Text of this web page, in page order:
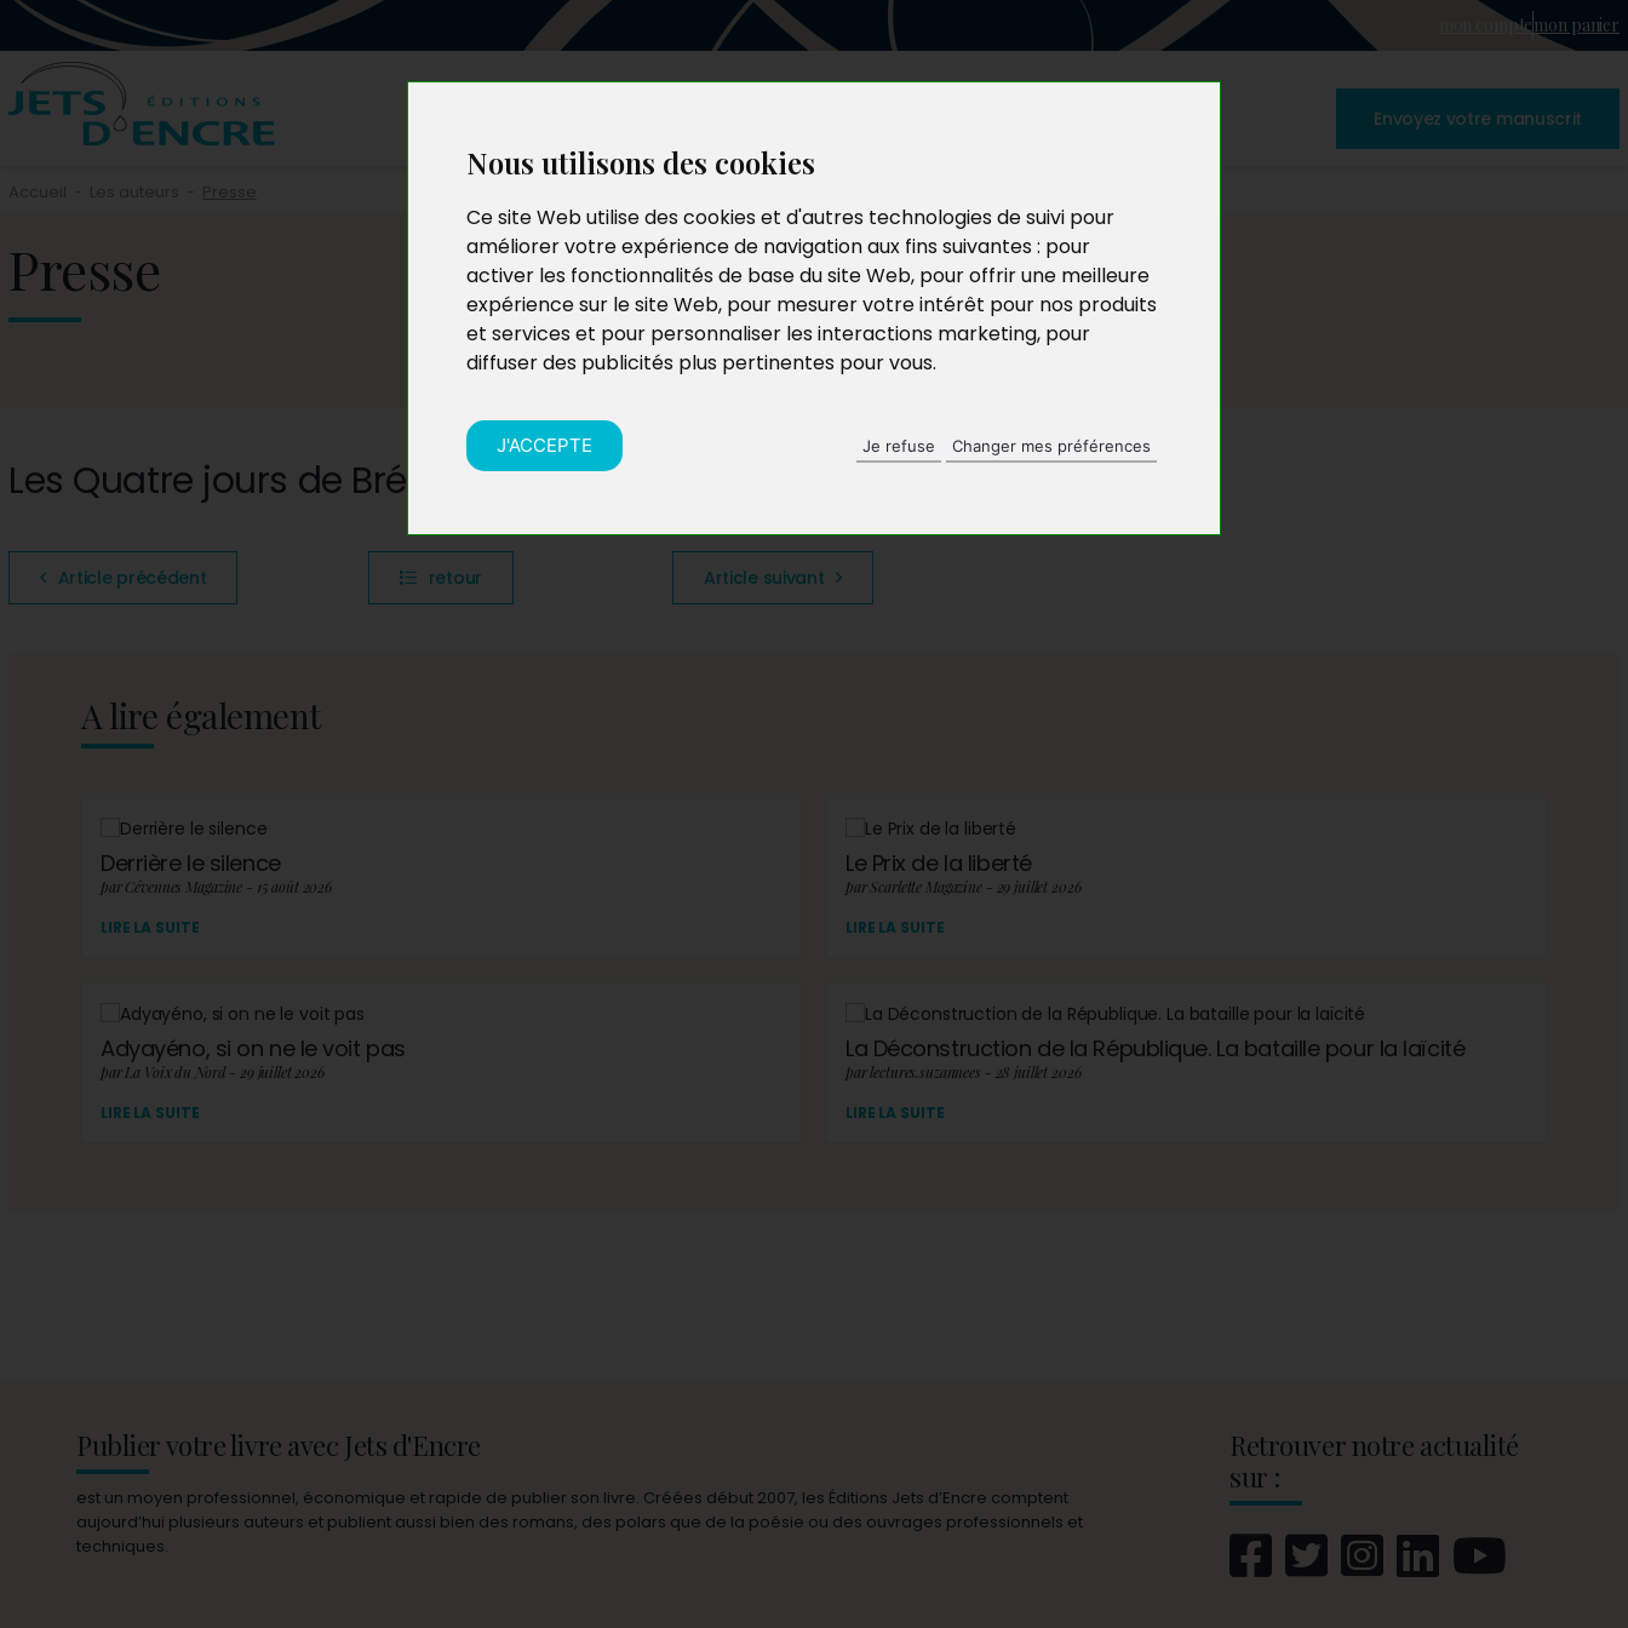
Nous utilisons des cookies
Ce site Web utilise des cookies et d'autres technologies de suivi pour
améliorer votre expérience de navigation aux fins suivantes : pour
activer les fonctionnalités de base du site Web, pour offrir une meilleure
expérience sur le site Web, pour mesurer votre intérêt pour nos produits
et services et pour personnaliser les interactions marketing, pour
diffuser des publicités plus pertinentes pour vous.
J'ACCEPTE Je refuse Changer mes préférences
mon comptemon panier
Envoyez votre manuscrit
Presse
Les Quatre jours de Bréhat
Article précédent retour Article suivant
A lire également
Derrière le silence
par Cévennes Magazine - 15 août 2026
LIRE LA SUITE
Le Prix de la liberté
par Scarlette Magazine - 29 juillet 2026
LIRE LA SUITE
Adyayéno, si on ne le voit pas
par La Voix du Nord - 29 juillet 2026
LIRE LA SUITE
La Déconstruction de la République. La bataille pour la laïcité
par lectures.suzannees - 28 juillet 2026
LIRE LA SUITE
Publier votre livre avec Jets d'Encre
est un moyen professionnel, économique et rapide de publier son livre. Créées début 2007, les Éditions Jets d’Encre comptent
aujourd’hui plusieurs auteurs et publient aussi bien des romans, des polars que de la poésie ou des ouvrages professionnels et
techniques.
Retrouver notre actualité
sur :